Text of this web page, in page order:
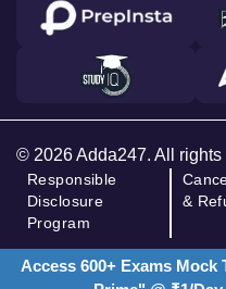
© 2026 Adda247. All rights
Responsible
Disclosure
Program
&
Access 600+ Exams Mock